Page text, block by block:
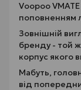
Voopoo
поповненням
Зовнішній
бренду - той
корпус якого
Мабуть,
від